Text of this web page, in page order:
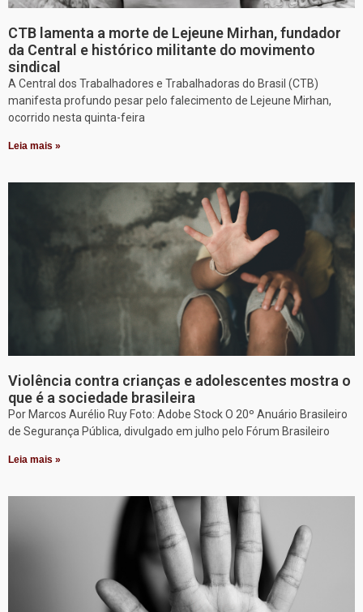
CTB lamenta a morte de Lejeune Mirhan, fundador
da Central e histórico militante do movimento
sindical
A Central dos Trabalhadores e Trabalhadoras do Brasil (CTB)
manifesta profundo pesar pelo falecimento de Lejeune Mirhan,
ocorrido nesta quinta-feira
Leia mais »
Violência contra crianças e adolescentes mostra o
que é a sociedade brasileira
Por Marcos Aurélio Ruy Foto: Adobe Stock O 20º Anuário Brasileiro
de Segurança Pública, divulgado em julho pelo Fórum Brasileiro
Leia mais »